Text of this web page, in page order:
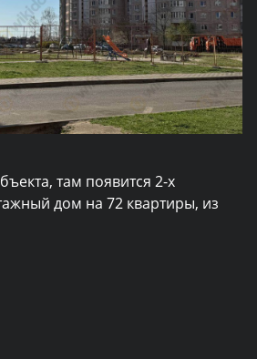
там появится 2-х
дом на 72 квартиры, из